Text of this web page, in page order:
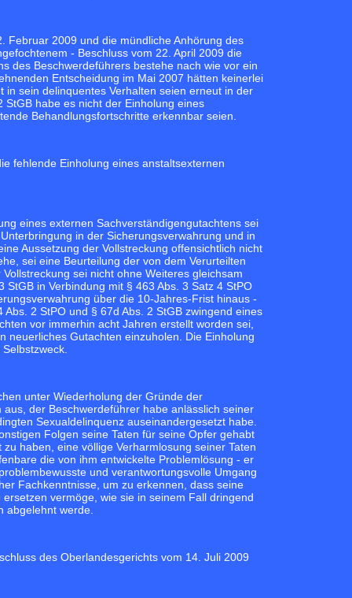
Februar 2009 und die mündliche Anhörung des
- Beschluss vom 22. April 2009 die
des Beschwerdeführers bestehe nach wie vor ein
Entscheidung im Mai 2007 hätten keinerlei
sein delinquentes Verhalten seien erneut in der
habe es nicht der Einholung eines
Behandlungsfortschritte erkennbar seien.
fehlende Einholung eines anstaltsexternen
eines externen Sachverständigengutachtens sei
in der Sicherungsverwahrung und in
Aussetzung der Vollstreckung offensichtlich nicht
sei eine Beurteilung der von dem Verurteilten
sei nicht ohne Weiteres gleichsam
in Verbindung mit § 463 Abs. 3 Satz 4 StPO
über die 10-Jahres-Frist hinaus -
2 StPO und § 67d Abs. 2 StGB zwingend eines
vor immerhin acht Jahren erstellt worden sei,
neuerliches Gutachten einzuholen. Die Einholung
unter Wiederholung der Gründe der
der Beschwerdeführer habe anlässlich seiner
Sexualdelinquenz auseinandergesetzt habe.
Folgen seine Taten für seine Opfer gehabt
haben, eine völlige Verharmlosung seiner Taten
die von ihm entwickelte Problemlösung - er
und verantwortungsvolle Umgang
Fachkenntnisse, um zu erkennen, dass seine
vermöge, wie sie in seinem Fall dringend
abgelehnt werde.
des Oberlandesgerichts vom 14. Juli 2009